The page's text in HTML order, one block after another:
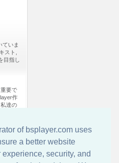
of bsplayer.com uses
a better website
security, and
ていま
スト,
目指し
要で
作
達の
、モ
絡先